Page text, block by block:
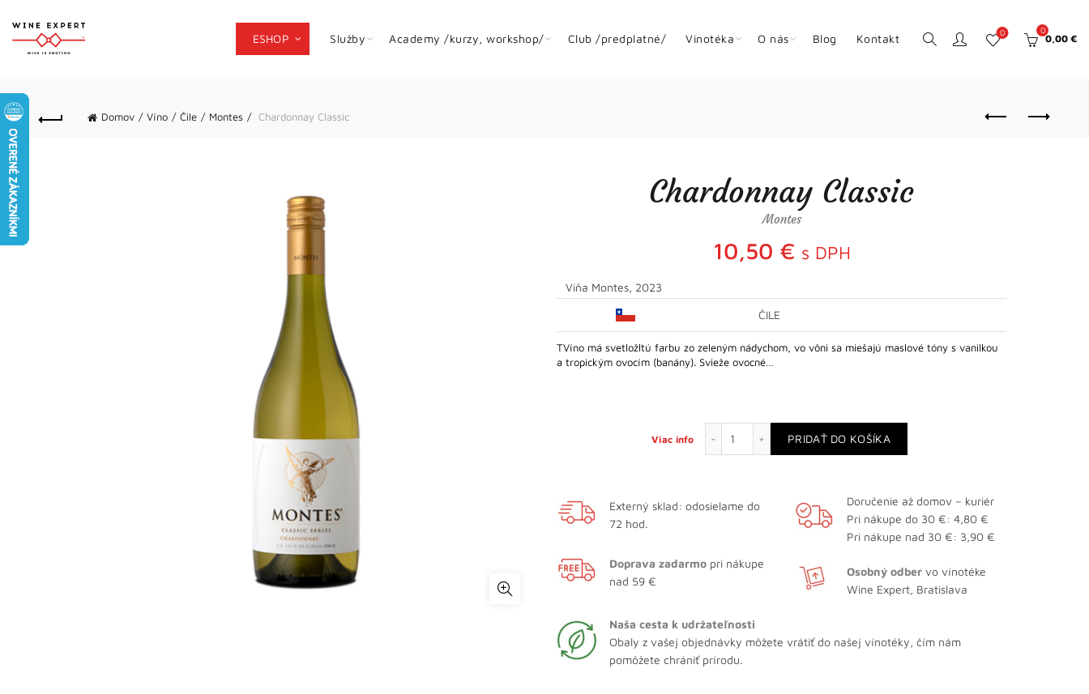
ESHOP Služby Academy /kurzy, workshop/ Club /predplatné/ Vinotéka O nás Blog Kontakt 0 0
0,00 €
Domov Víno Čile Montes Chardonnay Classic
Chardonnay Classic
Montes
10,50 € s DPH
Viňa Montes, 2023
ČILE
TVíno má svetložltú farbu zo zeleným nádychom, vo vôni sa miešajú maslové tóny s vanilkou
a tropickým ovocím (banány). Svieže ovocné…
Viac info
množstvo Chardonnay Classic
PRIDAŤ DO KOŠÍKA
Externý sklad: odosielame do
72 hod.
Doprava zadarmo pri nákupe
nad 59 €
Doručenie až domov – kuriér
Pri nákupe do 30 €: 4,80 €
Pri nákupe nad 30 €: 3,90 €
Osobný odbervo vínotéke
Wine Expert, Bratislava
Naša cesta k udržateľnosti
Obaly z vašej objednávky môžete vrátiť do našej vínotéky, čím nám
pomôžete chrániť prírodu.